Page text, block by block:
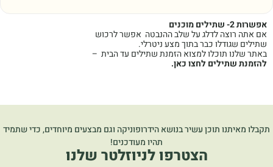
אפשרות 2- שתילים מוכנים
אם אתה רוצה לדלג על שלב ההנבטה אפשר לרכוש
שתילים שגודלו כבר בתוך מצע ניטרלי.
באתר שלנו תוכלו למצוא הזמנת שתילים עד הבית –
להזמנתשתילים לחצו כאן.
תקבלו מאיתנו תוכן עשיר בנושא הידרופוניקה וגם מבצעים מיוחדים, כדי שתמיד
תהיו מעודכנים!
הצטרפו לניוזלטר שלנו